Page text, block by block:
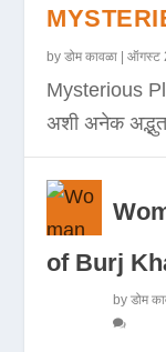
byडोम कावळा |ऑगस्ट
Mysterious
अशी अनेक
of Burj
byडोम